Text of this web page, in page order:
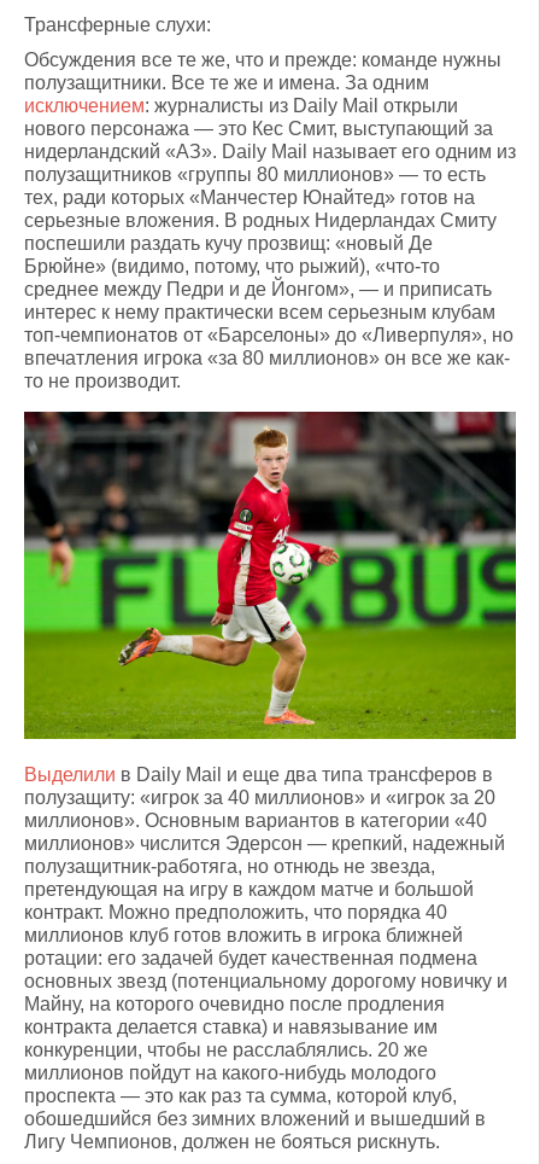
Трансферные слухи:
Обсуждения все те же, что и прежде: команде нужны
полузащитники. Все те же и имена. За одним
исключением: журналисты из Daily Mail открыли
нового персонажа — это Кес Смит, выступающий за
нидерландский «АЗ». Daily Mail называет его одним из
полузащитников «группы 80 миллионов» — то есть
тех, ради которых «Манчестер Юнайтед» готов на
серьезные вложения. В родных Нидерландах Смиту
поспешили раздать кучу прозвищ: «новый Де
Брюйне» (видимо, потому, что рыжий), «что-то
среднее между Педри и де Йонгом», — и приписать
интерес к нему практически всем серьезным клубам
топ-чемпионатов от «Барселоны» до «Ливерпуля», но
впечатления игрока «за 80 миллионов» он все же как-
то не производит.
Выделили в Daily Mail и еще два типа трансферов в
полузащиту: «игрок за 40 миллионов» и «игрок за 20
миллионов». Основным вариантов в категории «40
миллионов» числится Эдерсон — крепкий, надежный
полузащитник-работяга, но отнюдь не звезда,
претендующая на игру в каждом матче и большой
контракт. Можно предположить, что порядка 40
миллионов клуб готов вложить в игрока ближней
ротации: его задачей будет качественная подмена
основных звезд (потенциальному дорогому новичку и
Майну, на которого очевидно после продления
контракта делается ставка) и навязывание им
конкуренции, чтобы не расслаблялись. 20 же
миллионов пойдут на какого-нибудь молодого
проспекта — это как раз та сумма, которой клуб,
обошедшийся без зимних вложений и вышедший в
Лигу Чемпионов, должен не бояться рискнуть.